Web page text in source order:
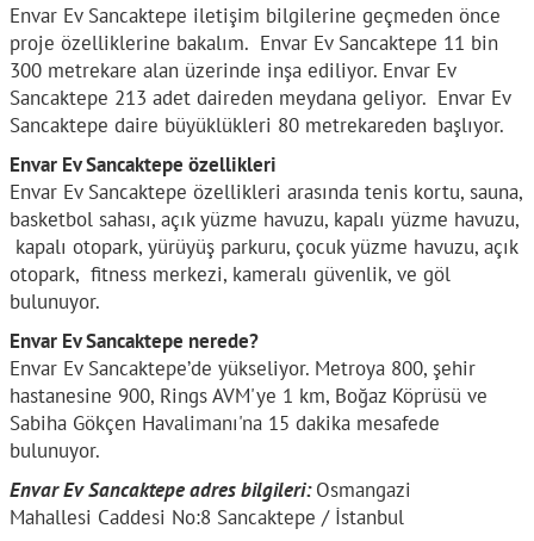
Envar Ev Sancaktepe iletişim bilgilerine geçmeden önce
proje özelliklerine bakalım. Envar Ev Sancaktepe 11 bin
300 metrekare alan üzerinde inşa ediliyor. Envar Ev
Sancaktepe 213 adet daireden meydana geliyor. Envar Ev
Sancaktepe daire büyüklükleri 80 metrekareden başlıyor.
Envar Ev Sancaktepe özellikleri
Envar Ev Sancaktepe özellikleri arasında tenis kortu, sauna,
basketbol sahası, açık yüzme havuzu, kapalı yüzme havuzu,
kapalı otopark, yürüyüş parkuru, çocuk yüzme havuzu, açık
otopark, fitness merkezi, kameralı güvenlik, ve göl
bulunuyor.
Envar Ev Sancaktepe nerede?
Envar Ev Sancaktepe’de yükseliyor. Metroya 800, şehir
hastanesine 900, Rings AVM'ye 1 km, Boğaz Köprüsü ve
Sabiha Gökçen Havalimanı'na 15 dakika mesafede
bulunuyor.
Envar Ev Sancaktepe adres bilgileri:Osmangazi
Mahallesi Caddesi No:8 Sancaktepe / İstanbul